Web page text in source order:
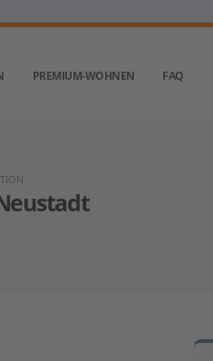
PREMIUM-WOHNEN FAQ